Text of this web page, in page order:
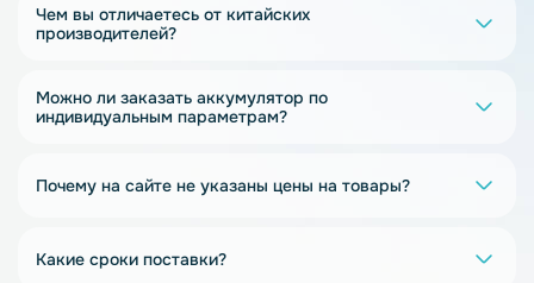
Чем вы отличаетесь от китайских
производителей?
Можно ли заказать аккумулятор по
индивидуальным параметрам?
Почему на сайте не указаны цены на товары?
Какие сроки поставки?